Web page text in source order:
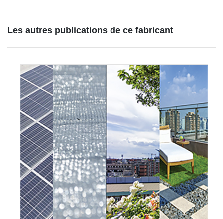
Les autres publications de ce fabricant